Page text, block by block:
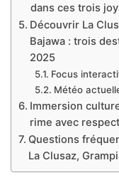
dans ces trois
Découvrir La
Bajawa : trois
2025
Focus
Météo
Immersion
rime avec respect
Questions
La Clusaz,